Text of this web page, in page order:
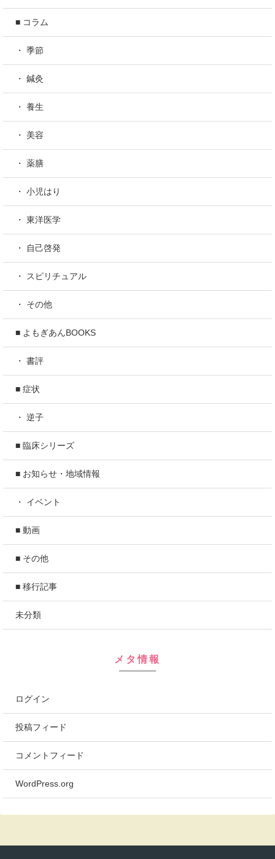
■ コラム
・ 季節
・ 鍼灸
・ 養生
・ 美容
・ 薬膳
・ 小児はり
・ 東洋医学
・ 自己啓発
・ スピリチュアル
・ その他
■ よもぎあんBOOKS
・ 書評
■ 症状
・ 逆子
■ 臨床シリーズ
■ お知らせ・地域情報
・ イベント
■ 動画
■ その他
■ 移行記事
未分類
メタ情報
ログイン
投稿フィード
コメントフィード
WordPress.org